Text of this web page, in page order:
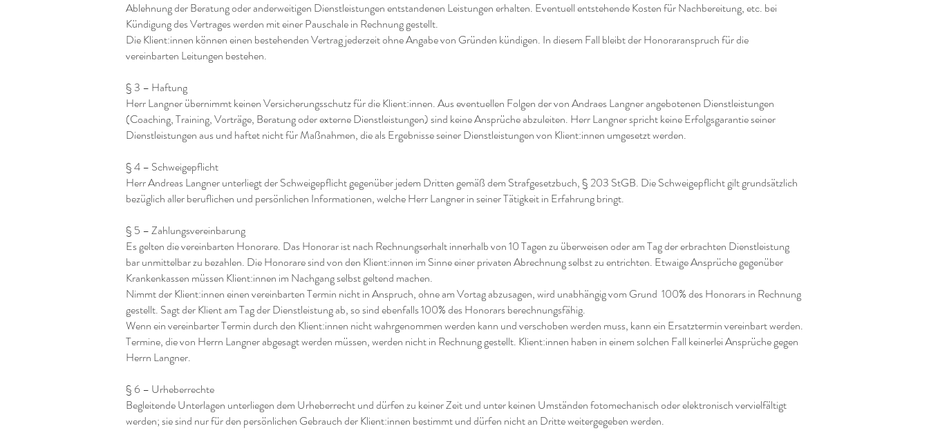
Ablehnung der Beratung oder anderweitigen Dienstleistungen entstandenen Leistungen erhalten. Eventuell entstehende Kosten für Nachbereitung, etc. bei
Kündigung des Vertrages werden mit einer Pauschale in Rechnung gestellt.
Die Klient:innen können einen bestehenden Vertrag jederzeit ohne Angabe von Gründen kündigen. In diesem Fall bleibt der Honoraranspruch für die
vereinbarten Leitungen bestehen.
§ 3 – Haftung
Herr Langner übernimmt keinen Versicherungsschutz für die Klient:innen. Aus eventuellen Folgen der von Andraes Langner angebotenen Dienstleistungen
(Coaching, Training, Vorträge, Beratung oder externe Dienstleistungen) sind keine Ansprüche abzuleiten. Herr Langner spricht keine Erfolgsgarantie seiner
Dienstleistungen aus und haftet nicht für Maßnahmen, die als Ergebnisse seiner Dienstleistungen von Klient:innen umgesetzt werden.
§ 4 – Schweigepflicht
Herr Andreas Langner unterliegt der Schweigepflicht gegenüber jedem Dritten gemäß dem Strafgesetzbuch, § 203 StGB. Die Schweigepflicht gilt grundsätzlich
bezüglich aller beruflichen und persönlichen Informationen, welche Herr Langner in seiner Tätigkeit in Erfahrung bringt.
§ 5 – Zahlungsvereinbarung
Es gelten die vereinbarten Honorare. Das Honorar ist nach Rechnungserhalt innerhalb von 10 Tagen zu überweisen oder am Tag der erbrachten Dienstleistung
bar unmittelbar zu bezahlen. Die Honorare sind von den Klient:innen im Sinne einer privaten Abrechnung selbst zu entrichten. Etwaige Ansprüche gegenüber
Krankenkassen müssen Klient:innen im Nachgang selbst geltend machen.
Nimmt der Klient:innen einen vereinbarten Termin nicht in Anspruch, ohne am Vortag abzusagen, wird unabhängig vom Grund 100% des Honorars in Rechnung
gestellt. Sagt der Klient am Tag der Dienstleistung ab, so sind ebenfalls 100% des Honorars berechnungsfähig.
Wenn ein vereinbarter Termin durch den Klient:innen nicht wahrgenommen werden kann und verschoben werden muss, kann ein Ersatztermin vereinbart werden.
Termine, die von Herrn Langner abgesagt werden müssen, werden nicht in Rechnung gestellt. Klient:innen haben in einem solchen Fall keinerlei Ansprüche gegen
Herrn Langner.
§ 6 – Urheberrechte
Begleitende Unterlagen unterliegen dem Urheberrecht und dürfen zu keiner Zeit und unter keinen Umständen fotomechanisch oder elektronisch vervielfältigt
werden; sie sind nur für den persönlichen Gebrauch der Klient:innen bestimmt und dürfen nicht an Dritte weitergegeben werden.